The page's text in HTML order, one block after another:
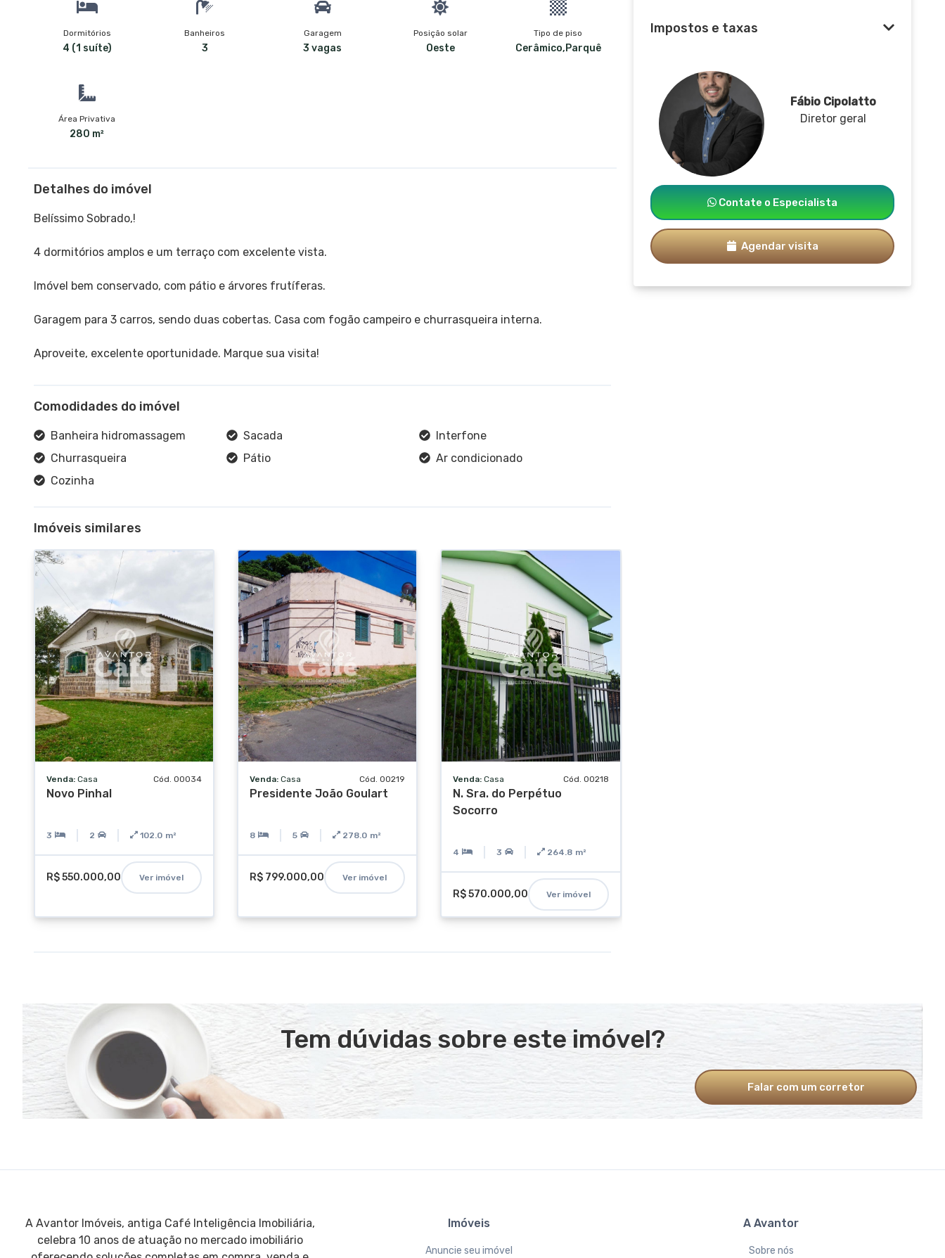
Dormitórios
4 (1 suíte)
Banheiros
3
Garagem
3 vagas
Posição solar
Oeste
Tipo de piso
Cerâmico,Parquê
Área Privativa
280 m²
Detalhes do imóvel
Belíssimo Sobrado,!
4 dormitórios amplos e um terraço com excelente vista.
Imóvel bem conservado, com pátio e árvores frutíferas.
Garagem para 3 carros, sendo duas cobertas. Casa com fogão campeiro e churrasqueira interna.
Aproveite, excelente oportunidade. Marque sua visita!
Comodidades do imóvel
Banheira hidromassagem Sacada
Interfone
Churrasqueira
Pátio
Ar condicionado
Cozinha
Imóveis similares
Venda: Casa Cód. 00034
Novo Pinhal
3 2 102.0 m²
R$ 550.000,00 Ver imóvel
Venda: Casa Cód. 00219
Presidente João Goulart
8 5 278.0 m²
R$ 799.000,00 Ver imóvel
Venda: Casa Cód. 00218
N. Sra. do Perpétuo
Socorro
4 3 264.8 m²
R$ 570.000,00 Ver imóvel
Impostos e taxas
Fábio Cipolatto
Diretor geral
Contate o Especialista
Agendar visita
Tem dúvidas sobre este imóvel?
Falar com um corretor
A Avantor Imóveis, antiga Café Inteligência Imobiliária,
celebra 10 anos de atuação no mercado imobiliário
Imóveis
Anuncie seu imóvel
A Avantor
Sobre nós